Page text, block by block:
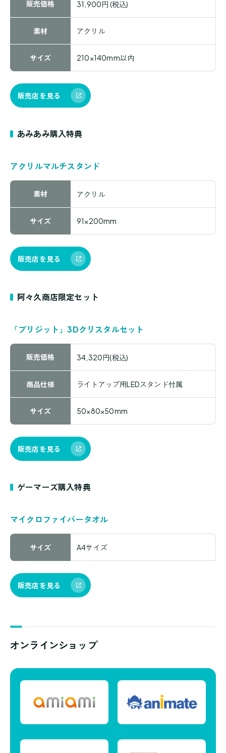
販売価格 31,900円 (税込)
素材 アクリル
サイズ 210×140mm以内
販売店を見る
あみあみ購入特典
アクリルマルチスタンド
素材 アクリル
サイズ 91×200mm
販売店を見る
阿々久商店限定セット
「ブリジット」3Dクリスタルセット
販売価格 34,320円(税込)
商品仕様 ライトアップ用LEDスタンド付属
サイズ 50×80×50mm
販売店を見る
ゲーマーズ購入特典
マイクロファイバータオル
サイズ A4サイズ
販売店を見る
オンラインショップ